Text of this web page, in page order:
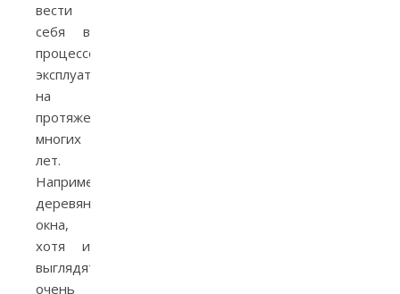
вести
себя в
процессе
эксплуатации
на
протяжении
многих
лет.
Например,
деревянные
окна,
хотя и
выглядят
очень